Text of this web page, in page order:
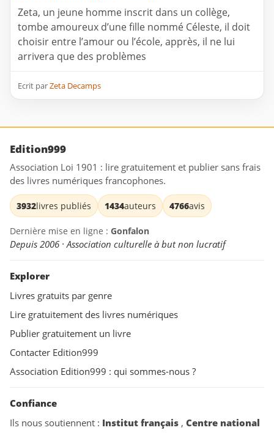
Zeta, un jeune homme inscrit dans un collège,
tombe amoureux d’une fille nommé Céleste, il doit
choisir entre l’amour ou l’école, apprès, il ne lui
arrivera que des problèmes
Ecrit parZeta Decamps
Edition999
Association Loi 1901 : lire gratuitement et publier sans frais
des livres numériques francophones.
3932livres publiés 1434auteurs 4766avis
Dernière mise en ligne : Gonfalon
Depuis 2006 · Association culturelle à but non lucratif
Explorer
Livres gratuits par genre
Lire gratuitement des livres numériques
Publier gratuitement un livre
Contacter Edition999
Association Edition999 : qui sommes-nous ?
Confiance
Ils nous soutiennent : Institut français , Centre national